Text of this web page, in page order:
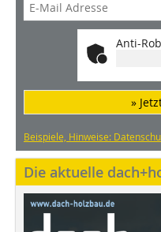
Anti-
»
Beispiele, Hinweise:
Die aktuelle